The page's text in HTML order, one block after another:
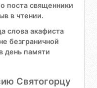
поста священники
в чтении.
слова акафиста
безграничной
день памяти
Святогорцу